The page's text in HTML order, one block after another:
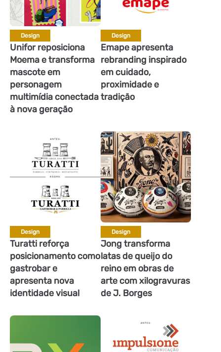
Design
Unifor reposiciona
Moema e transforma
mascote em
personagem
multimídia conectada
à nova geração
Design
Emape apresenta
rebranding inspirado
em cuidado,
proximidade e
tradição
Design
Turatti reforça
posicionamento como
gastrobar e
apresenta nova
identidade visual
Design
Jong transforma
latas de queijo do
reino em obras de
arte com xilogravuras
de J. Borges